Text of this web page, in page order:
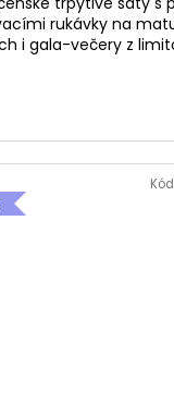
rukávky na
i gala-večery z